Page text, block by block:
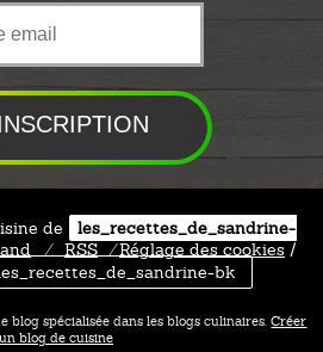
de
les_recettes_de_sandrine-
⁄ RSS ⁄Réglage des cookies /
bk
blog spécialisée dans les blogs culinaires.Créer
un blog de cuisine